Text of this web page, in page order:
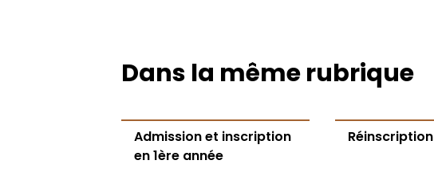
Dans la même rubrique
Admission et inscription
en 1ère année
Réinscription